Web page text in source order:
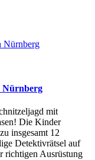
Nürnberg
mit
Die Kinder
insgesamt 12
Detektivrätsel auf
richtigen Ausrüstung